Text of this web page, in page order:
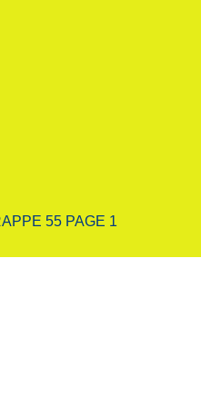
55 PAGE 1